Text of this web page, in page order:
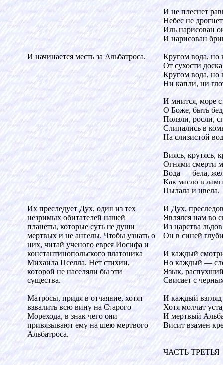
И не плеснет
Небес не
Иль нарисован
И нарисован
И начинается месть за Альбатроса.
Кругом вода, но
От сухости
Кругом вода, но
Ни капли, ни
И мнится, море
О Боже, быть
Ползли, росли,
Слипались в
На слизистой
Виясь, крутясь,
Огнями смерти
Вода — бела,
Как масло в
Пылала и цвела.
Их преследует Дух, один из тех
незримых обитателей нашей
планеты, которые суть не души
мертвых и не ангелы. Чтобы узнать о
них, читай ученого еврея Иосифа и
константинопольского платоника
Михаила Пселла. Нет стихии,
которой не населяли бы эти
существа.
И Дух,
Являлся нам во
Из царства
Он в синей
И каждый
Но каждый —
Язык,
Свисает с
Матросы, придя в отчаяние, хотят
взвалить всю вину на Старого
Морехода, в знак чего они
привязывают ему на шею мертвого
Альбатроса.
И каждый взгляд
Хотя молчат
И мертвый
Висит взамен
ЧАСТЬ ТРЕТЬЯ